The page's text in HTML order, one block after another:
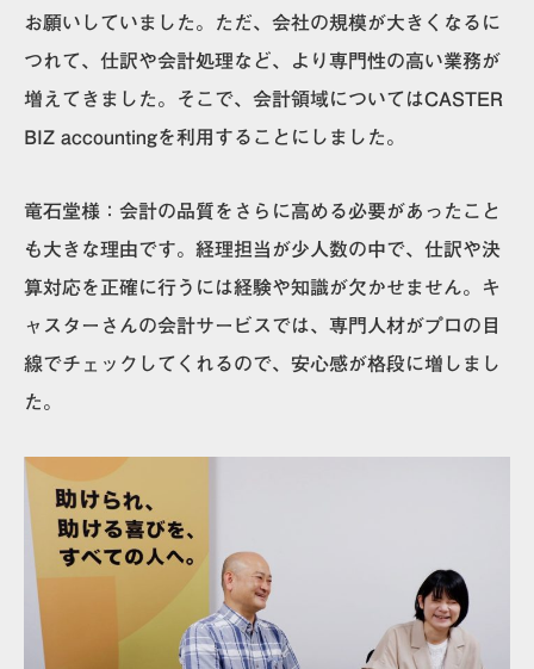
お願いしていました。ただ、会社の規模が大きくなるに
つれて、仕訳や会計処理など、より専門性の高い業務が
増えてきました。そこで、会計領域についてはCASTER
BIZ accountingを利用することにしました。
竜石堂様 ：会計の品質をさらに高める必要があったこと
も大きな理由です。経理担当が少人数の中で、仕訳や決
算対応を正確に行うには経験や知識が欠かせません。キ
ャスターさんの会計サービスでは、専門人材がプロの目
線でチェックしてくれるので、安心感が格段に増しまし
た。